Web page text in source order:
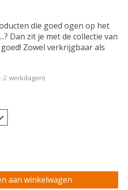
die goed ogen op het
Dan zit je met de collectie van
Zowel verkrijgbaar als
2 werkdagen)
aan winkelwagen